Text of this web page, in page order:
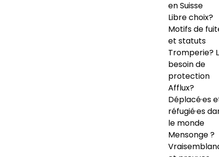
en Suisse
Libre choix?
Motifs de
et statuts
Tromperie?
besoin de
protection
Afflux?
Déplacé·es
réfugié·es
le monde
Mensonge ?